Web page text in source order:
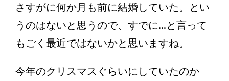
さすがに何か月も前に結婚していた。とい
うのはないと思うので、すでに...と言って
もごく最近ではないかと思いますね。
今年のクリスマスぐらいにしていたのか